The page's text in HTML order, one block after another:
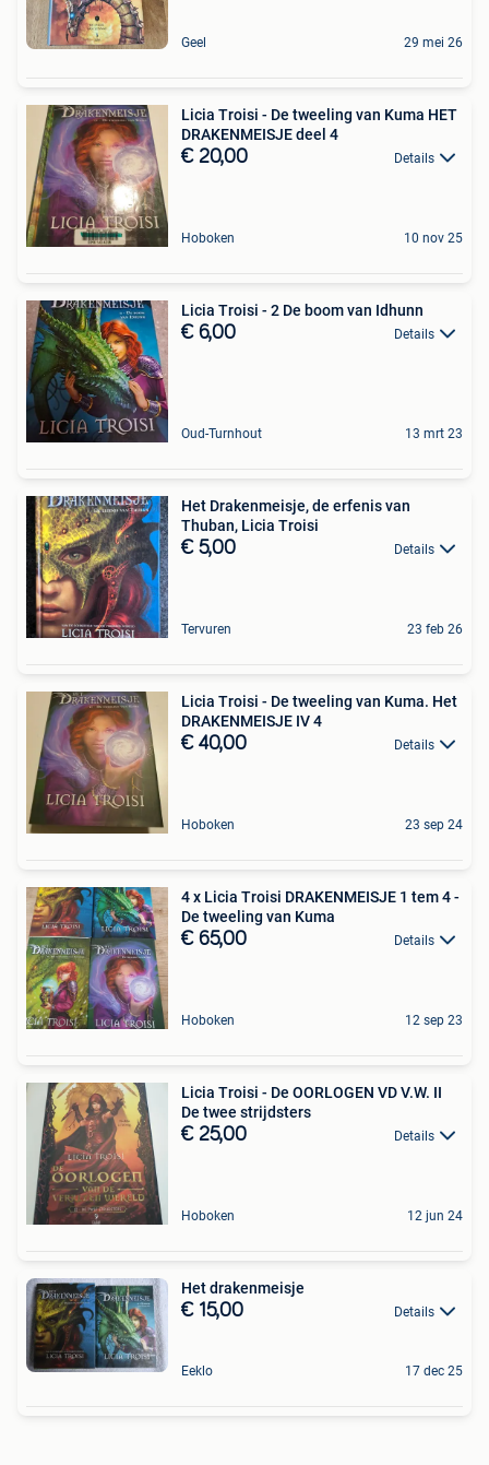
Geel 29 mei 26
Licia Troisi - De tweeling van Kuma HET
DRAKENMEISJE deel 4
€ 20,00 Details
Hoboken 10 nov 25
Licia Troisi - 2 De boom van Idhunn
€ 6,00 Details
Oud-Turnhout 13 mrt 23
Het Drakenmeisje, de erfenis van
Thuban, Licia Troisi
€ 5,00 Details
Tervuren 23 feb 26
Licia Troisi - De tweeling van Kuma. Het
DRAKENMEISJE IV 4
€ 40,00 Details
Hoboken 23 sep 24
4 x Licia Troisi DRAKENMEISJE 1 tem 4 -
De tweeling van Kuma
€ 65,00 Details
Hoboken 12 sep 23
Licia Troisi - De OORLOGEN VD V.W. II
De twee strijdsters
€ 25,00 Details
Hoboken 12 jun 24
Het drakenmeisje
€ 15,00 Details
Eeklo 17 dec 25